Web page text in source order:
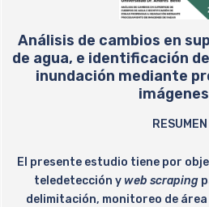
Análisis de cambios en
de agua, e identificación
inundación mediante
RESUMEN
El presente estudio tiene por
teledetección y web scraping
delimitación, monitoreo de área